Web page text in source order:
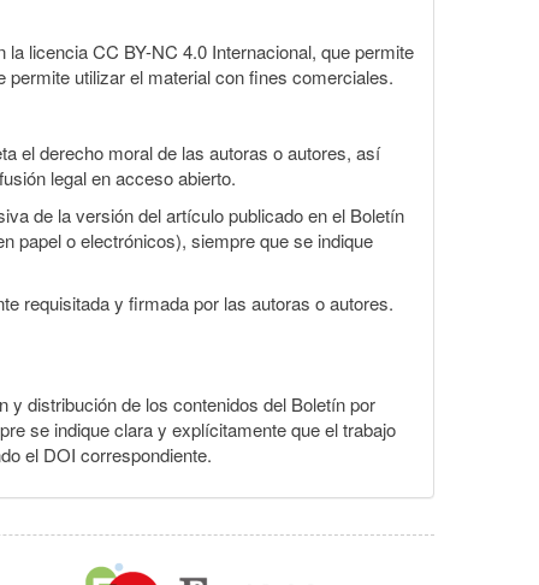
licencia CC BY-NC 4.0 Internacional, que permite
utilizar el material con fines comerciales.
el derecho moral de las autoras o autores, así
legal en acceso abierto.
de la versión del artículo publicado en el Boletín
papel o electrónicos), siempre que se indique
requisitada y firmada por las autoras o autores.
y distribución de los contenidos del Boletín por
se indique clara y explícitamente que el trabajo
el DOI correspondiente.